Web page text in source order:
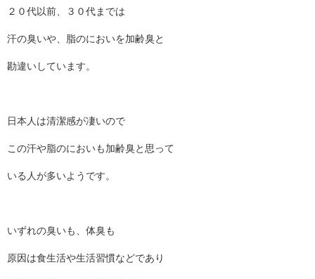
２０代以前、３０代までは
汗の臭いや、脂のにおいを加齢臭と
勘違いしています。
日本人は清潔感が凄いので
この汗や脂のにおいも加齢臭と思って
いる人が多いようです。
いずれの臭いも、体臭も
原因は食生活や生活習慣などであり